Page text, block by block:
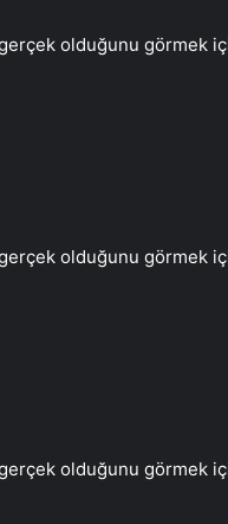
olduğunu görmek
olduğunu görmek
olduğunu görmek